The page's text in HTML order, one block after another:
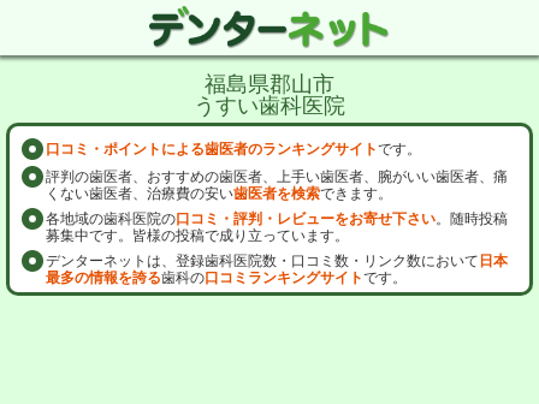
福島県郡山市
うすい歯科医院
口コミ・ポイントによる歯医者のランキングサイトです。
評判の歯医者、おすすめの歯医者、上手い歯医者、腕がいい歯医者、痛
くない歯医者、治療費の安い歯医者を検索できます。
各地域の歯科医院の口コミ・評判・レビューをお寄せ下さい。随時投稿
募集中です。皆様の投稿で成り立っています。
デンターネットは、登録歯科医院数・口コミ数・リンク数において 日本
最多の情報を誇る歯科の口コミランキングサイトです。